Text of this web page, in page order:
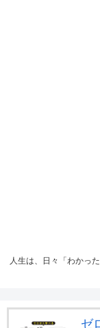
人生は、日々「わかっ
ゼ